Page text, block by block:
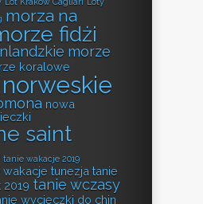
morza na
fidżi
morze
koralowe
nowa
saint
tanie wakacje 2019
wakacje tunezja tanie
tanie wczasy
wycieczki do chin